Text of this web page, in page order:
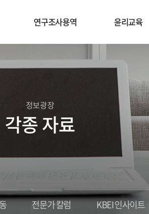
연구조사용역 윤리교육
정보광장
각종 자료
전문가 칼럼 KBEI 인사이트